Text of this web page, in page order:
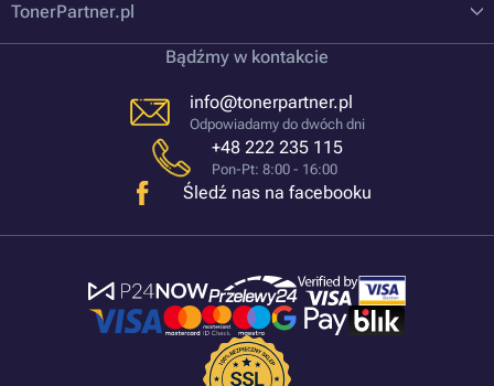
TonerPartner.pl
Bądźmy w kontakcie
info@tonerpartner.pl
Odpowiadamy do dwóch dni
+48 222 235 115
Pon-Pt: 8:00 - 16:00
Śledź nas na facebooku